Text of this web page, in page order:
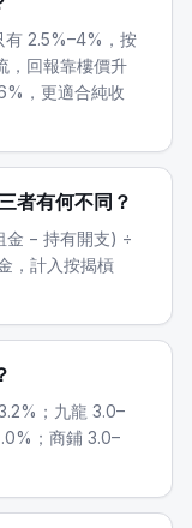
有 2.5%–4%，按
，回報靠樓價升
，更適合純收
者有何不同？
金 − 持有開支) ÷
，計入按揭槓
；九龍 3.0–
；商鋪 3.0–